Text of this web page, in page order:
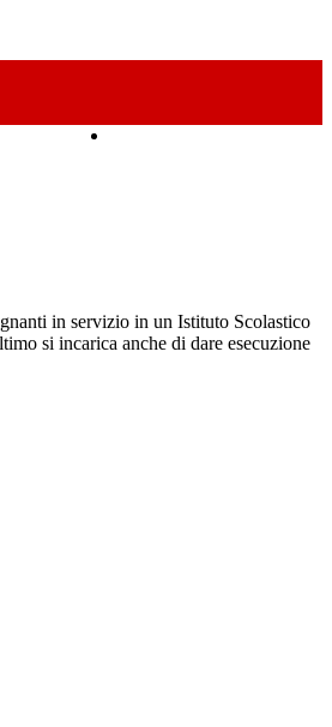
in servizio in un Istituto Scolastico
si incarica anche di dare esecuzione